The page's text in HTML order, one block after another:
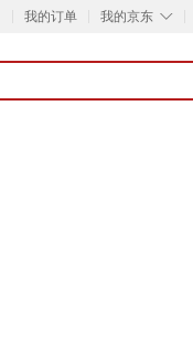
我的订单 ◇
我的京东